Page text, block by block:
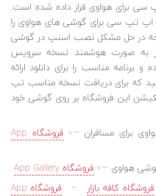
سی برای هواوی قرار داده شده است.
اپ تپ سی برای گوشی های هواوی را
توجه در حل مشکل نصب اسنپ در گوشی
به صورت هوشمند نسخه سرویس
برنامه مناسب را برای دانلود ارائه
که برای دریافت نسخه مناسب تپ
این فروشگاه بر روی گوشی خود
برای مسافران —>
فروشگاه App
هواوی —> فروشگاه App Gallery
فروشگاه کافه بازار –
فروشگاه App